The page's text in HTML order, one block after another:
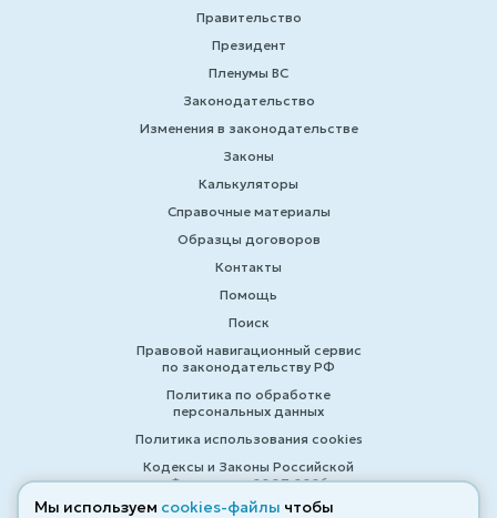
Правительство
Президент
Пленумы ВС
Законодательство
Изменения в законодательстве
Законы
Калькуляторы
Справочные материалы
Образцы договоров
Контакты
Помощь
Поиск
Правовой навигационный сервис
по законодательству РФ
Политика по обработке
персональных данных
Политика использования cookies
Кодексы и Законы Российской
Федерации 2007-2026
Мы используем cookies-файлы чтобы